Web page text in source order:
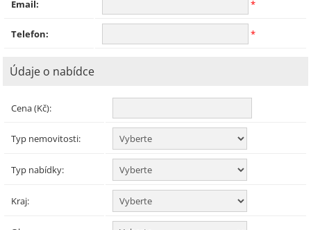
Email: *
Telefon: *
Údaje o nabídce
Cena (Kč):
Typ nemovitosti:
Typ nabídky:
Kraj: